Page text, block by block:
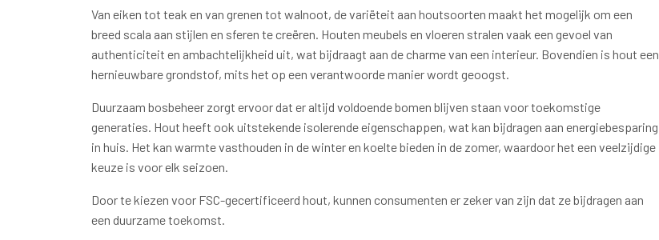
Van eiken tot teak en van grenen tot walnoot, de variëteit aan houtsoorten maakt het mogelijk om een
breed scala aan stijlen en sferen te creëren. Houten meubels en vloeren stralen vaak een gevoel van
authenticiteit en ambachtelijkheid uit, wat bijdraagt aan de charme van een interieur. Bovendien is hout een
hernieuwbare grondstof, mits het op een verantwoorde manier wordt geoogst.
Duurzaam bosbeheer zorgt ervoor dat er altijd voldoende bomen blijven staan voor toekomstige
generaties. Hout heeft ook uitstekende isolerende eigenschappen, wat kan bijdragen aan energiebesparing
in huis. Het kan warmte vasthouden in de winter en koelte bieden in de zomer, waardoor het een veelzijdige
keuze is voor elk seizoen.
Door te kiezen voor FSC-gecertificeerd hout, kunnen consumenten er zeker van zijn dat ze bijdragen aan
een duurzame toekomst.